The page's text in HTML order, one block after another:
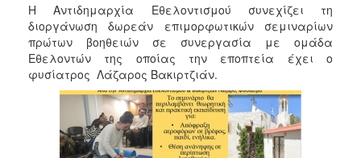
2020
2019
2018
2017
2016
2015
Η Αντιδημαρχία Εθελοντισμού συνεχίζει τη
διοργάνωση δωρεάν επιμορφωτικών σεμιναρίων
πρώτων βοηθειών σε συνεργασία με ομάδα
Εθελοντών της οποίας την εποπτεία έχει ο
φυσίατρος Λάζαρος Βακιρτζιάν.